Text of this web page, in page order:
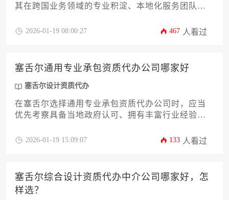
其在跨国业务领域的专业积淀、本地化服务团队配
尔商业法规的深度理解能力，能够针对设计行业特
2026-01-19 08:00:27 467 人看过
塞舌尔通用专业承包资质代办公司哪家好
塞舌尔设计资质代办
在塞舌尔选择通用专业承包资质代办公司时，应当
优先考察具备当地政府认可、拥有丰富行业经验、
这类公司能够高效协助企业完成资质申请与合规管
2026-01-19 15:09:07 133 人看过
塞舌尔综合设计资质代办中介公司哪家好，怎
样选？